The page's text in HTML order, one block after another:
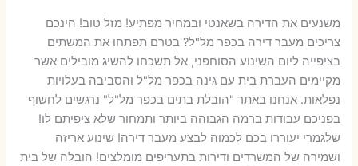
משנעים את הדירה בשאנטי ובמחיר מפתיע! מזל טוב! הינכם
צריכים מעבר דירה בכפר מל"ל? בטרם תפתחו את המשתים
בציפייה ליום השינוע הסוחפני, אל תשכחו להשיג מובילים אשר
מקיימים העברת בית עם גינה בכפר מל"ל והסביבה בעלויות
נפלאות. אנחנו באתר "הובלת בתים בכפר מל"ל" נרגשים לחשוף
בפניכם עבודות ברמה הגבוהה ביותר ותמחור שלא ציפיתם לו!
שלגמרי יעוררו בכם לכמוה לבצע מעבר דירה! שינוע אריזה
ושמירה של המשרדים ודירות בתעריפים מומלצים! הובלה של בית